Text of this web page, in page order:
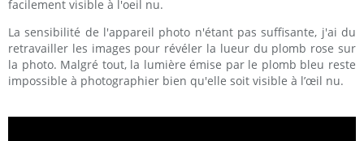
facilement visible à l'oeil nu.
La sensibilité de l'appareil photo n'étant pas suffisante, j'ai du
retravailler les images pour révéler la lueur du plomb rose sur
la photo. Malgré tout, la lumière émise par le plomb bleu reste
impossible à photographier bien qu'elle soit visible à l’œil nu.